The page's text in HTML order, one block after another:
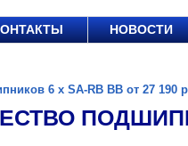
НОВОСТИ
6 х SA-RB BB от 27 190